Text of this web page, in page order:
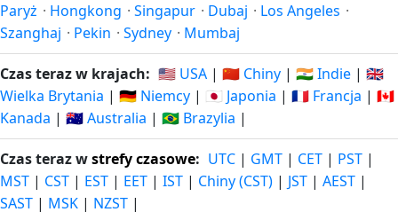
Paryż · Hongkong · Singapur · Dubaj · Los Angeles ·
Szanghaj · Pekin · Sydney · Mumbaj
Czas teraz w krajach: 🇺🇸 USA | 🇨🇳 Chiny | 🇮🇳 Indie | 🇬🇧
Wielka Brytania | 🇩🇪 Niemcy | 🇯🇵 Japonia | 🇫🇷 Francja | 🇨🇦
Kanada | 🇦🇺 Australia | 🇧🇷 Brazylia |
Czas teraz wstrefy czasowe: UTC | GMT | CET | PST |
MST | CST | EST | EET | IST | Chiny (CST) | JST | AEST |
SAST | MSK | NZST |